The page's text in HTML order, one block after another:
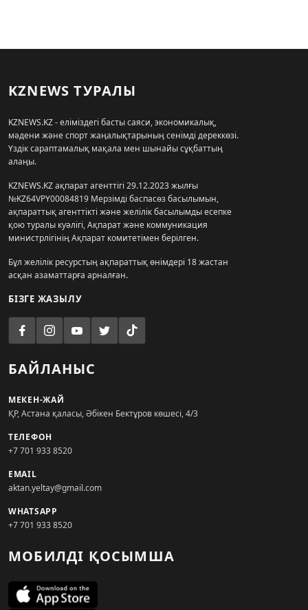
KZNEWS ТУРАЛЫ
KZNEWS.KZ - еліміздегі басты саяси, экономикалық,
мәдени және спорт жаңалықтарының сенімді дереккөзі.
Үздік сараптамалық мақала мен шынайы сұқбаттың
алаңы.
KZNEWS.KZ ақпарат агенттігі 29.12.2023 жылғы
№KZ64VPY00084819 Мерзімді баспасөз басылымын,
ақпараттық агенттікті және желілік басылымды есепке
қою туралы куәлігі, Ақпарат және коммуникация
министрлігінің Ақпарат комитетімен берілген.
Бұл желілік ресурстың ақпараттық өнімдері 18 жастан
асқан азаматтарға арналған.
БІЗГЕ ЖАЗЫЛУ
БАЙЛАНЫС
МЕКЕН-ЖАЙ
ҚР, Астана қаласы, Әбікен Бектұров көшесі, 4/3
ТЕЛЕФОН
+7 701 933 8520
EMAIL
aktan.yeltay@gmail.com
WHATSAPP
+7 701 933 8520
МОБИЛДІ ҚОСЫМША